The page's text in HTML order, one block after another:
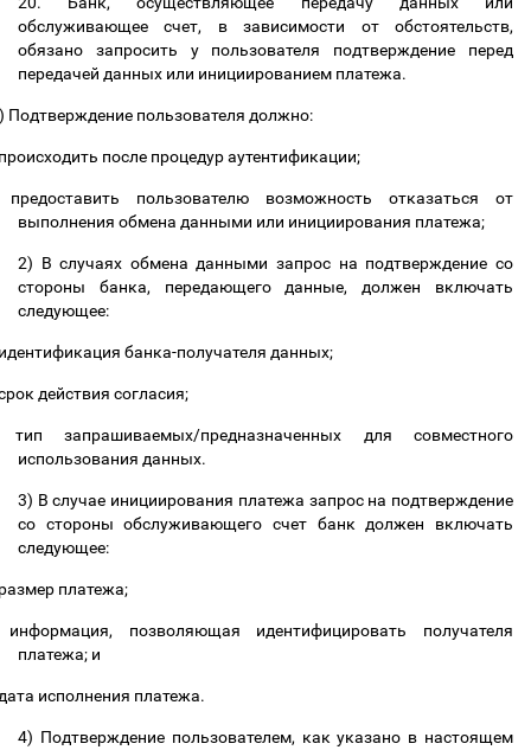
обслуживающее счет, в зависимости от обстоятельств,
обязано запросить у пользователя подтверждение перед
передачей данных или инициированием платежа.
Подтверждение пользователя должно:
после процедур аутентификации;
предоставить пользователю возможность отказаться от
выполнения обмена данными или инициирования платежа;
2) В случаях обмена данными запрос на подтверждение со
стороны банка, передающего данные, должен включать
следующее:
банка-получателя данных;
действия согласия;
тип запрашиваемых/предназначенных для совместного
использования данных.
3) В случае инициирования платежа запрос на подтверждение
со стороны обслуживающего счет банк должен включать
следующее:
платежа;
информация, позволяющая идентифицировать получателя
платежа; и
исполнения платежа.
4) Подтверждение пользователем, как указано в настоящем